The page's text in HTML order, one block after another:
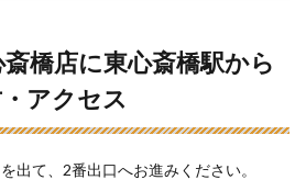
橋店に東心斎橋駅から
アクセス
出て、2番出口へお進みください。